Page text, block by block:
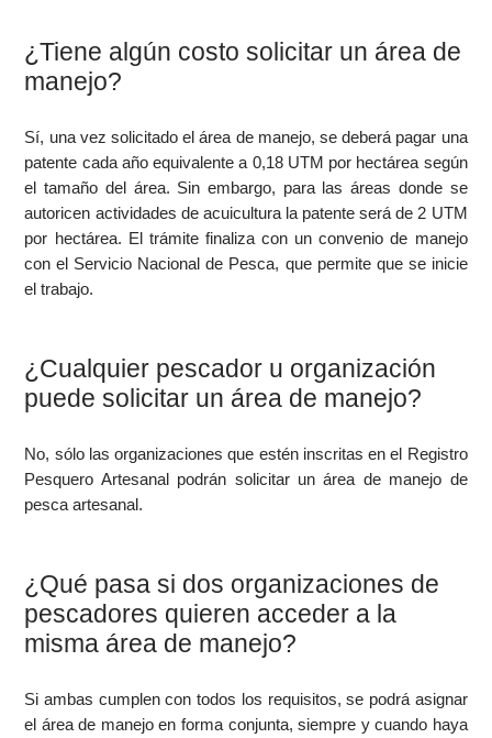
¿Tiene algún costo solicitar un área de
manejo?
Sí, una vez solicitado el área de manejo, se deberá pagar una
patente cada año equivalente a 0,18 UTM por hectárea según
el tamaño del área. Sin embargo, para las áreas donde se
autoricen actividades de acuicultura la patente será de 2 UTM
por hectárea. El trámite finaliza con un convenio de manejo
con el Servicio Nacional de Pesca, que permite que se inicie
el trabajo.
¿Cualquier pescador u organización
puede solicitar un área de manejo?
No, sólo las organizaciones que estén inscritas en el Registro
Pesquero Artesanal podrán solicitar un área de manejo de
pesca artesanal.
¿Qué pasa si dos organizaciones de
pescadores quieren acceder a la
misma área de manejo?
Si ambas cumplen con todos los requisitos, se podrá asignar
el área de manejo en forma conjunta, siempre y cuando haya